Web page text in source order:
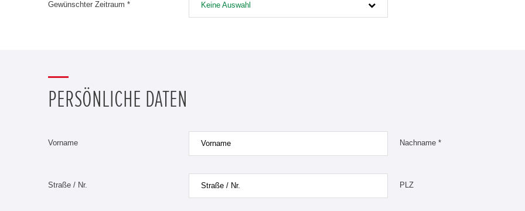
Gewünschter Zeitraum * Keine Auswahl
PERSÖNLICHE DATEN
Vorname Nachname *
Straße / Nr. PLZ